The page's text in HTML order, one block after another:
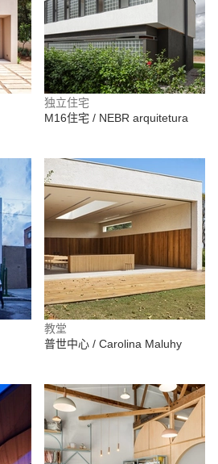
独立住宅
M16住宅 / NEBR arquitetura
教堂
普世中心 / Carolina Maluhy